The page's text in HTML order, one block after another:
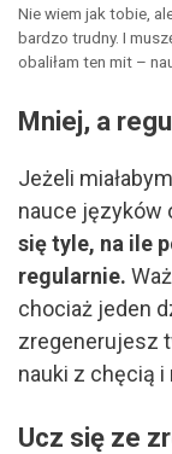
Nie wiem jak tobie,
bardzo trudny. I
obaliłam ten mit –
Mniej, a
Jeżeli
nauce języków
się tyle, na ile
regularnie.
chociaż jeden
zregenerujesz
nauki z chęcią
Ucz się ze